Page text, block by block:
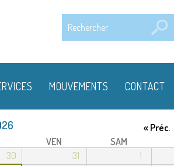
MOUVEMENTS CONTACT
« Préc.
VEN SAM
30 31 1